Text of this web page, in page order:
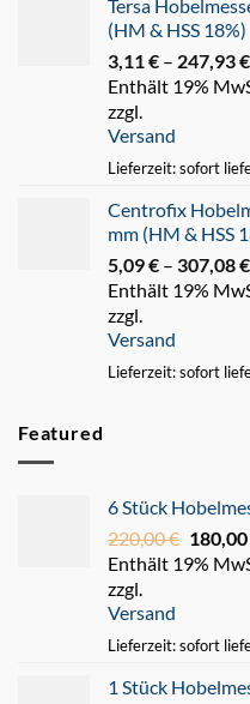
Tersa
(HM & HSS 18%)
3,11€ – 247,93€
Enthält 19%
zzgl.
Versand
Lieferzeit: sofort
Centrofix
mm (HM & HSS
5,09€ – 307,08€
Enthält 19%
zzgl.
Versand
Lieferzeit: sofort
Featured
6 Stück
220,00€
Preis
180,00
Enthält 19%
zzgl.
Versand
Lieferzeit: sofort
1 Stück